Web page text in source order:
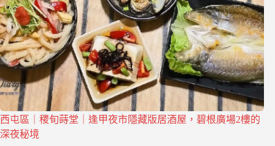
西屯區｜稷旬蒔堂｜逢甲夜市隱藏版居酒屋，碧根廣場2樓的
深夜秘境